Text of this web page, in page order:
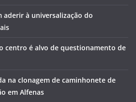
aderir à universalização do
centro é alvo de questionamento de
na clonagem de caminhonete de
em Alfenas